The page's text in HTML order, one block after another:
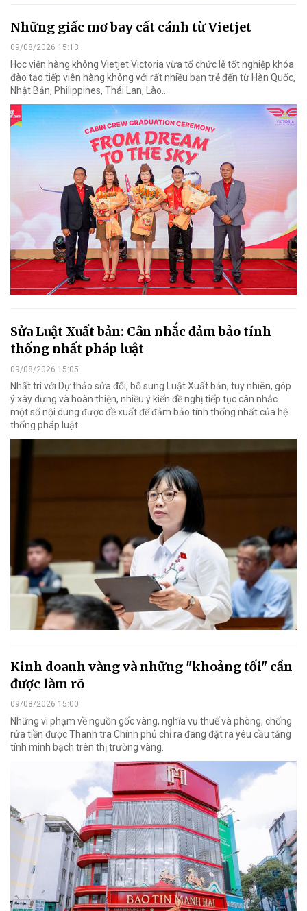
Những giấc mơ bay cất cánh từ Vietjet
09/08/2026 15:13
Học viện hàng không Vietjet Victoria vừa tổ chức lễ tốt nghiệp khóa
đào tạo tiếp viên hàng không với rất nhiều bạn trẻ đến từ Hàn Quốc,
Nhật Bản, Philippines, Thái Lan, Lào…
Sửa Luật Xuất bản: Cân nhắc đảm bảo tính
thống nhất pháp luật
09/08/2026 15:05
Nhất trí với Dự thảo sửa đổi, bổ sung Luật Xuất bản, tuy nhiên, góp
ý xây dựng và hoàn thiện, nhiều ý kiến đề nghị tiếp tục cân nhắc
một số nội dung được đề xuất để đảm bảo tính thống nhất của hệ
thống pháp luật.
Kinh doanh vàng và những "khoảng tối" cần
được làm rõ
09/08/2026 15:00
Những vi phạm về nguồn gốc vàng, nghĩa vụ thuế và phòng, chống
rửa tiền được Thanh tra Chính phủ chỉ ra đang đặt ra yêu cầu tăng
tính minh bạch trên thị trường vàng.